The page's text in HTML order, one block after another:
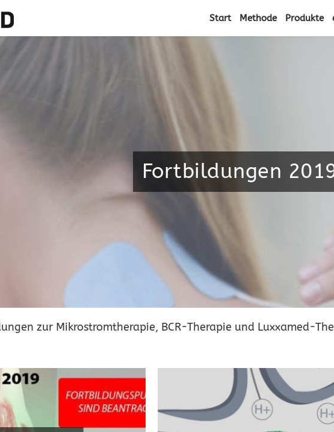
Start Methode Produkte
Fortbildungen
zur Mikrostromtherapie, BCR-Therapie und Luxxamed-